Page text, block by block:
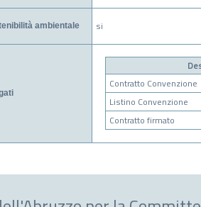
ambientale si
Contratto Convenzione
Listino Convenzione
Contratto firmato